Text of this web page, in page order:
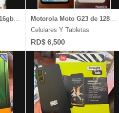
Video Juegos
Tablet Amazon Fire 7 16gb/2gb ram pantalla de 7 ̈ 1 mes de garantia
Motorola Moto G23 de 128gb y 4gb ram carga 1Mes de Garantia
Celulares Y Tabletas
RD$ 6,500